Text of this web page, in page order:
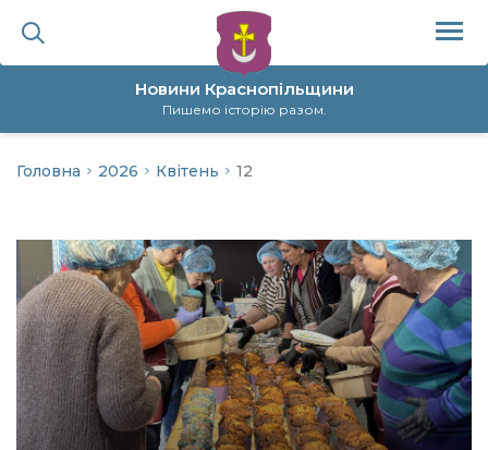
Новини Краснопільщини
Пишемо історію разом.
політика
Головна 2026 Квітень 12